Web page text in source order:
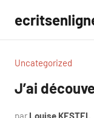
contenu
Uncategorized
J’ai
par Louise KESTEL